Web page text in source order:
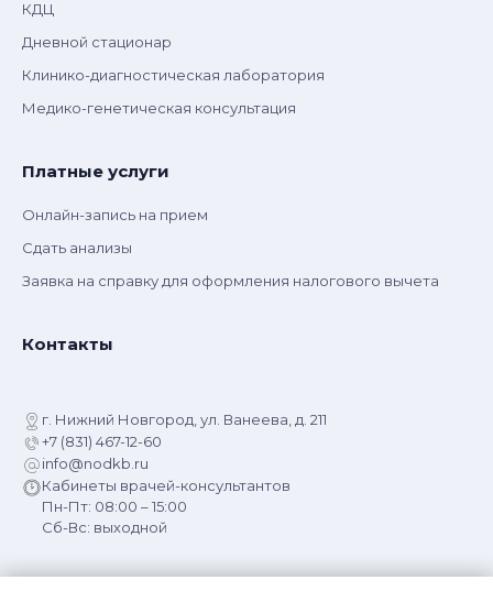
КДЦ
Дневной стационар
Клинико-диагностическая лаборатория
Медико-генетическая консультация
Платные услуги
Онлайн-запись на прием
Сдать анализы
Заявка на справку для оформления налогового вычета
Контакты
г. Нижний Новгород, ул. Ванеева, д. 211
+7 (831) 467-12-60
info@nodkb.ru
Кабинеты врачей-консультантов
Пн-Пт: 08:00 – 15:00
Сб-Вс: выходной